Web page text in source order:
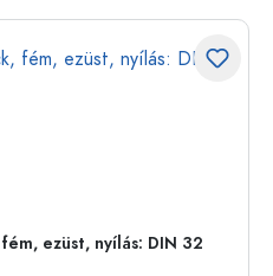
ezüst, nyílás: DIN 32